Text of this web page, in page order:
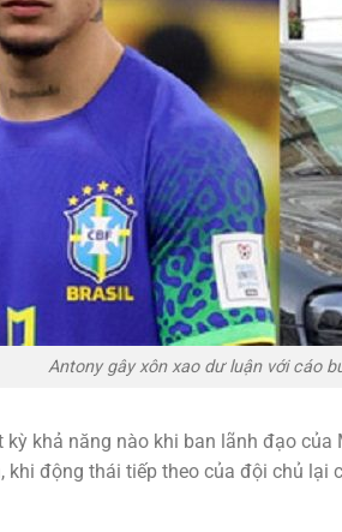
Antony gây xôn xao dư luận với cáo
kỳ khả năng nào khi ban lãnh đạo
khi động thái tiếp theo của đội chủ